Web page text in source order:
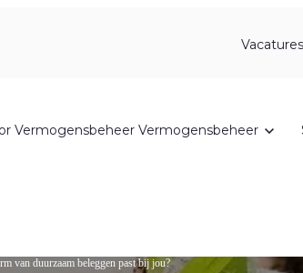
Vacatures
Vermogensbeheer Vermogensbeheer
van duurzaam beleggen past bij jou?